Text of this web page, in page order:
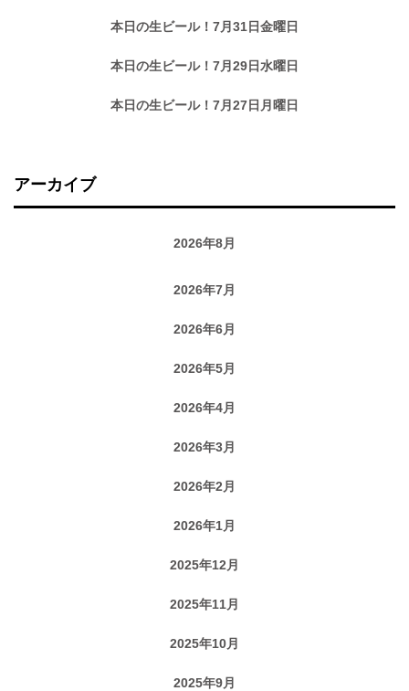
本日の生ビール！7月31日金曜日
本日の生ビール！7月29日水曜日
本日の生ビール！7月27日月曜日
アーカイブ
2026年8月
2026年7月
2026年6月
2026年5月
2026年4月
2026年3月
2026年2月
2026年1月
2025年12月
2025年11月
2025年10月
2025年9月